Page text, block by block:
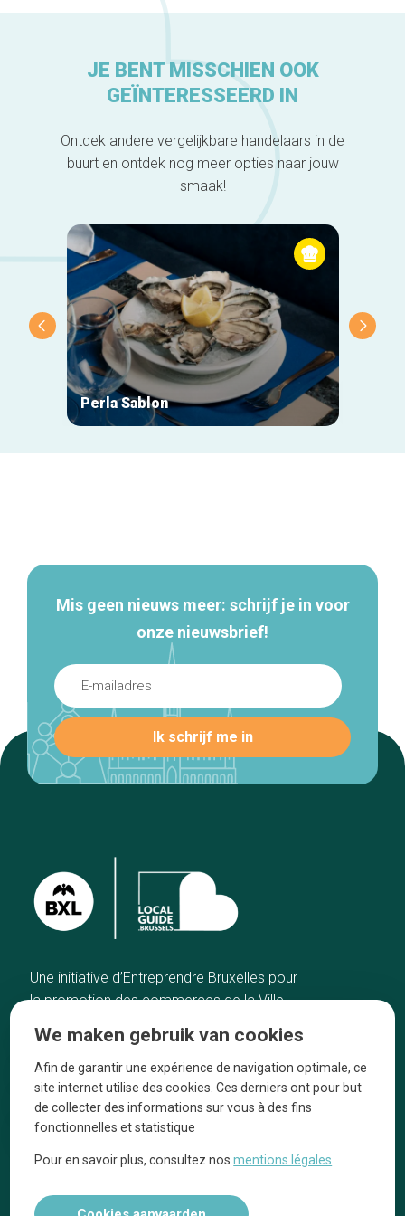
JE BENT MISSCHIEN OOK
GEÏNTERESSEERD IN
Ontdek andere vergelijkbare handelaars in de
buurt en ontdek nog meer opties naar jouw
smaak!
Perla Sablon
Mis geen nieuws meer: schrijf je in voor
onze nieuwsbrief!
Une initiative d’Entreprendre Bruxelles pour
la promotion des commerces de la Ville
Home
De beste adressen
Blog
Winkelwijken
Tops 10
De ambachtslieden
Over ons
Ze praten over ons!
kennisgevingen
We maken gebruik van cookies
Afin de garantir une expérience de navigation optimale, ce
site internet utilise des cookies. Ces derniers ont pour but
de collecter des informations sur vous à des fins
fonctionnelles et statistique
Pour en savoir plus, consultez nosmentions légales